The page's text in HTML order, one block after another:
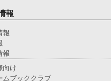
報
報
報
向け
ムブッククラブ